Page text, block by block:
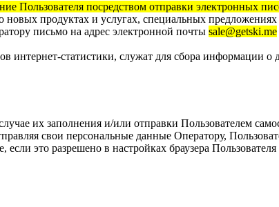
Пользователя посредством отправки электронных
продуктах и услугах, специальных
письмо на адрес электронной почты sale@getski.me
статистики, служат для сбора информации о
их заполнения и/или отправки Пользователем
свои персональные данные Оператору,
это разрешено в настройках браузера